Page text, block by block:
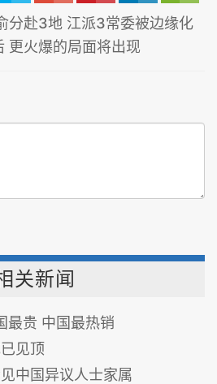
分赴3地 江派3常委被边缘化
更火爆的局面将出现
关新闻
最贵 中国最热销
见顶
中国异议人士家属